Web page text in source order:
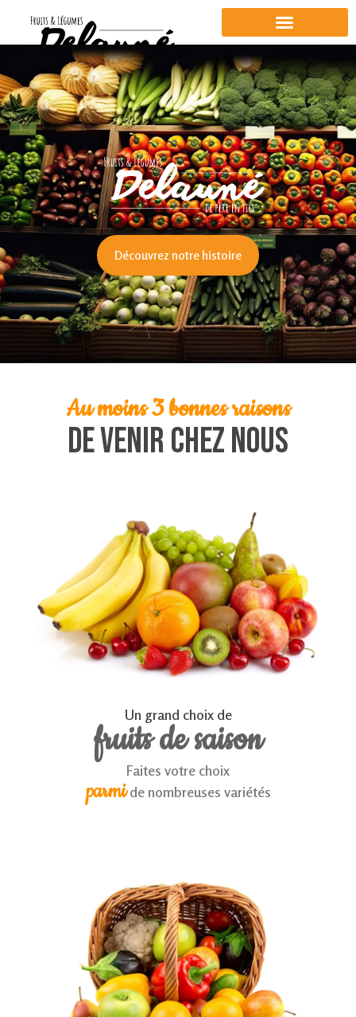
Découvrez notre histoire
Au moins 3 bonnes raisons
De venir chez nous
Un grand choix de
fruits de saison
Faites votre choix
parmide nombreuses variétés